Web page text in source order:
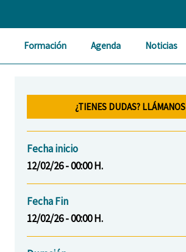
Formación Agenda Noticias
¿TIENES DUDAS? LLÁMANOS
Fecha inicio
12/02/26 - 00:00 H.
Fecha Fin
12/02/26 - 00:00 H.